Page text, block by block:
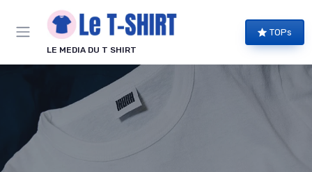
LE MEDIA DU T SHIRT
TOPs
Panneau de gestion des cookies